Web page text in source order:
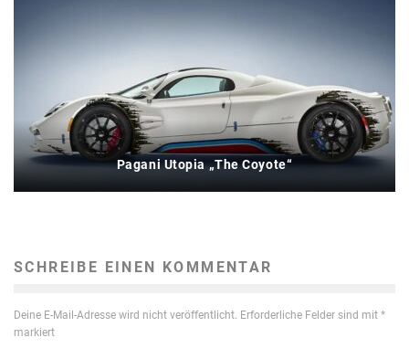
Pagani Utopia „The Coyote“
SCHREIBE EINEN KOMMENTAR
Deine E-Mail-Adresse wird nicht veröffentlicht. Erforderliche Felder sind mit *
markiert